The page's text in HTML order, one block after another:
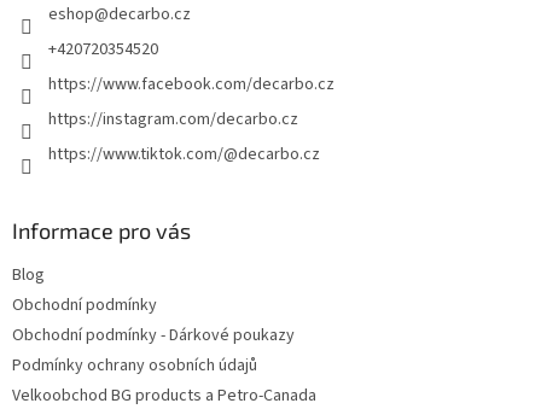
eshop@decarbo.cz
+420720354520
https://www.facebook.com/decarbo.cz
https://instagram.com/decarbo.cz
https://www.tiktok.com/@decarbo.cz
Informace pro vás
Blog
Obchodní podmínky
Obchodní podmínky - Dárkové poukazy
Podmínky ochrany osobních údajů
Velkoobchod BG products a Petro-Canada